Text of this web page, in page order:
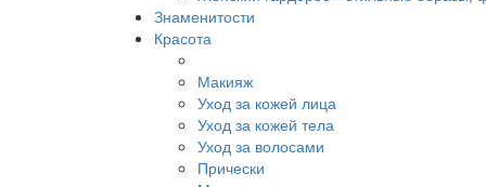
Знаменитости
Красота
Макияж
Уход за кожей лица
Уход за кожей тела
Уход за волосами
Прически